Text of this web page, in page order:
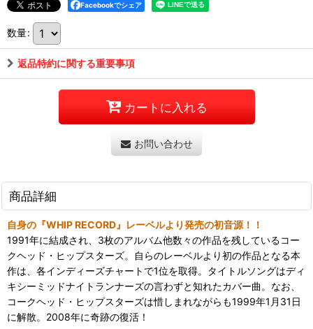
Facebookでシェア
数量:
返品特約に関する重要事項
カートに入れる
お問い合わせ
商品詳細
自身の『WHIP RECORD』レーベルより発売の初音源！！
1991年に結成され、3枚のアルバム他数々の作品を残しているコー
クヘッド・ヒップスターズ。自らのレーベルより初の作品となる本
作は、各インディーズチャートで1位を取得。タイトルソングはディ
キシーミッドナイトランナーズの言わずと知れたカバー曲。なお、
コークヘッド・ヒップスターズは惜しまれながらも1999年1月31日
に解散。2008年に奇跡の復活！